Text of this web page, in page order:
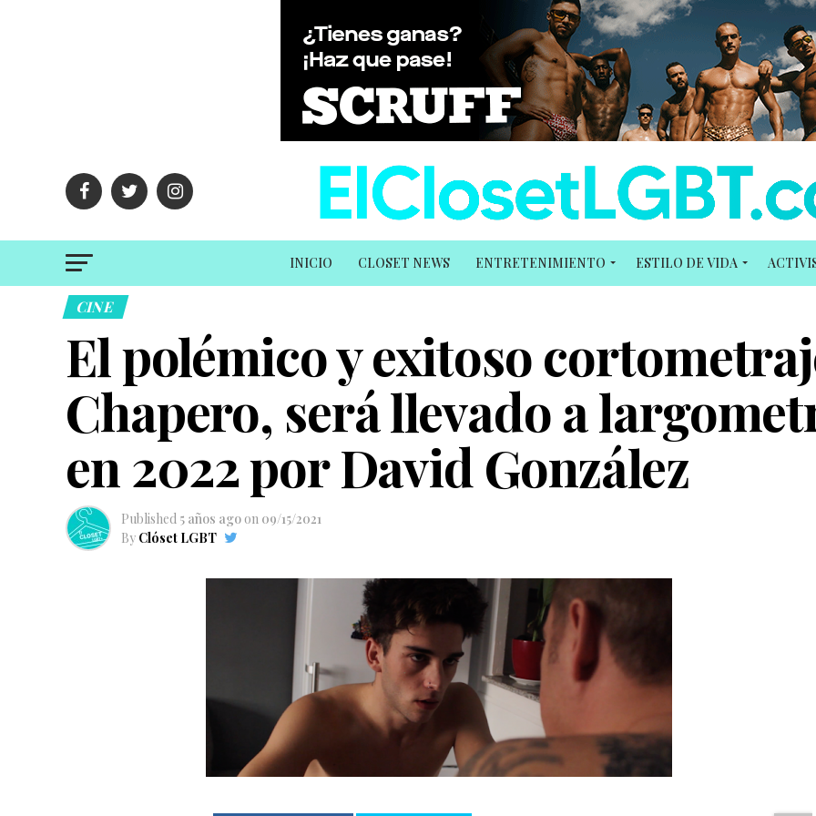
INICIO CLOSET NEWS ENTRETENIMIENTO ESTILO DE VIDA
CINE
El polémico y exitoso
Chapero, será llevado a
en 2022 por David González
Published 5 años ago on 09/15/2021
By Clóset LGBT